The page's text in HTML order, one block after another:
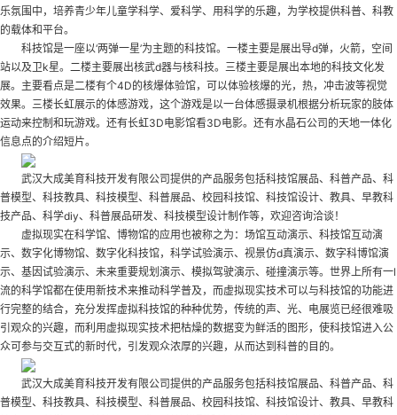
乐氛围中，培养青少年儿童学科学、爱科学、用科学的乐趣，为学校提供科普、科教
的载体和平台。
科技馆是一座以‘两弹一星’为主题的科技馆。一楼主要是展出导d弹，火箭，空间
站以及卫k星。二楼主要展出核武d器与核科技。三楼主要是展出本地的科技文化发
展。主要看点是二楼有个4D的核爆体验馆，可以体验核爆的光，热，冲击波等视觉
效果。三楼长虹展示的体感游戏，这个游戏是以一台体感摄录机根据分析玩家的肢体
运动来控制和玩游戏。还有长虹3D电影馆看3D电影。还有水晶石公司的天地一体化
信息点的介绍短片。
武汉大成美育科技开发有限公司提供的产品服务包括科技馆展品、科普产品、科
普模型、科技教具、科技模型、科普展品、校园科技馆、科技馆设计、教具、早教科
技产品、科学diy、科普展品研发、科技模型设计制作等，欢迎咨询洽谈！
虚拟现实在科学馆、博物馆的应用也被称之为：场馆互动演示、科技馆互动演
示、数字化博物馆、数字化科技馆，科学试验演示、视景仿d真演示、数字科博馆演
示、基因试验演示、未来重要规划演示、模拟驾驶演示、碰撞演示等。世界上所有一l
流的科学馆都在使用新技术来推动科学普及，而虚拟现实技术可以与科技馆的功能进
行完整的结合，充分发挥虚拟科技馆的种种优势，传统的声、光、电展览已经很难吸
引观众的兴趣，而利用虚拟现实技术把枯燥的数据变为鲜活的图形，使科技馆进入公
众可参与交互式的新时代，引发观众浓厚的兴趣，从而达到科普的目的。
武汉大成美育科技开发有限公司提供的产品服务包括科技馆展品、科普产品、科
普模型、科技教具、科技模型、科普展品、校园科技馆、科技馆设计、教具、早教科